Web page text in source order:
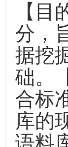
【
分，
据挖
础。
合标
库的
语料